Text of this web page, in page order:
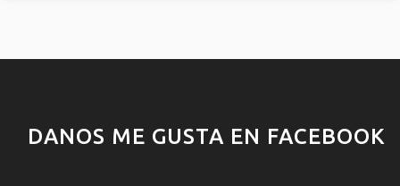
DANOS ME GUSTA EN FACEBOOK